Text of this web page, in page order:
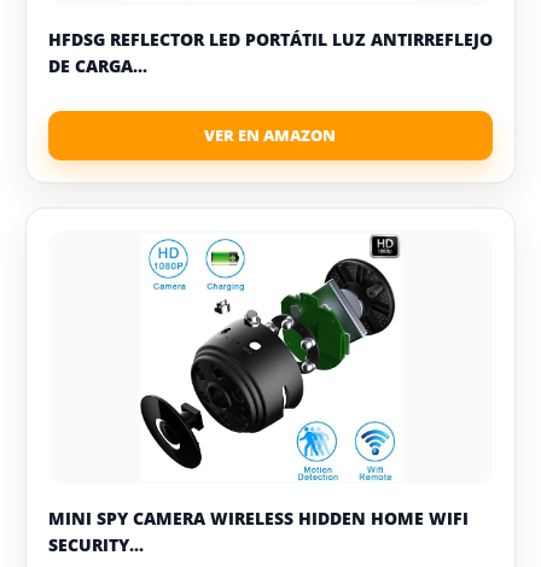
HFDSG REFLECTOR LED PORTÁTIL LUZ ANTIRREFLEJO
DE CARGA...
MINI SPY CAMERA WIRELESS HIDDEN HOME WIFI
SECURITY...